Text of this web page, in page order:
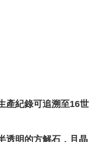
產紀錄可追溯至16世
透明的方解石，且晶